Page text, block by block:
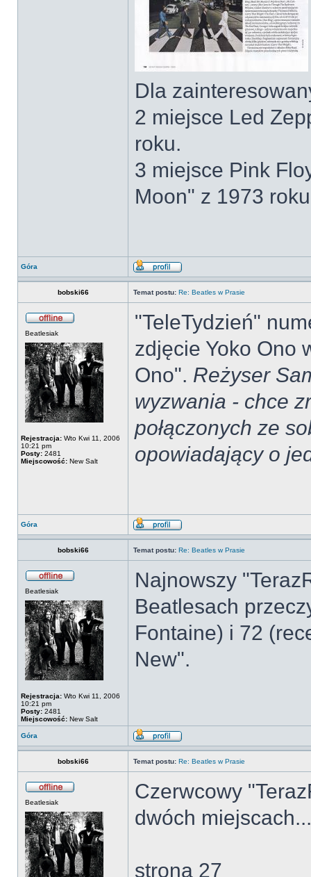
Dla
2 miejsce Led
roku.
3 miejsce Pink
Moon" z 1973
Góra
bobski66 Temat postu: Re: Beatles w Prasie
Beatlesiak
Rejestracja: Wto Kwi 11, 2006
10:21 pm
Posty: 2481
Miejscowość: New Salt
"TeleTydzień"
zdjęcie Yoko Ono
Ono". Reżyser
wyzwania - chce
połączonych ze
opowiadający o
Góra
bobski66 Temat postu: Re: Beatles w Prasie
Beatlesiak
Rejestracja: Wto Kwi 11, 2006
10:21 pm
Posty: 2481
Miejscowość: New Salt
Najnowszy
Beatlesach
Fontaine) i 72
New".
Góra
bobski66 Temat postu: Re: Beatles w Prasie
Beatlesiak
Czerwcowy
dwóch miejscach...
strona 27